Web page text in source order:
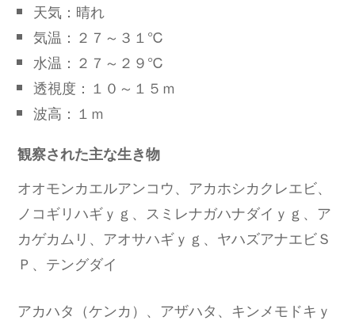
天気：晴れ
気温：２７～３１℃
水温：２７～２９℃
透視度：１０～１５ｍ
波高：１ｍ
観察された主な生き物
オオモンカエルアンコウ、アカホシカクレエビ、
ノコギリハギｙｇ、スミレナガハナダイｙｇ、ア
カゲカムリ、アオサハギｙｇ、ヤハズアナエビＳ
Ｐ、テングダイ
アカハタ（ケンカ）、アザハタ、キンメモドキｙ